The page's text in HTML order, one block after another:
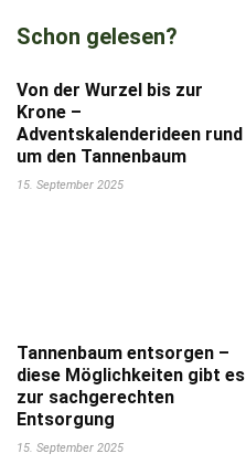
Schon gelesen?
Von der Wurzel bis zur
Krone –
Adventskalenderideen rund
um den Tannenbaum
15. September 2025
Tannenbaum entsorgen –
diese Möglichkeiten gibt es
zur sachgerechten
Entsorgung
15. September 2025